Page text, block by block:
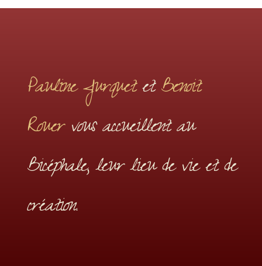
Pauline JurquetetBenoit
Rouervous accueillent au
Bicéphale, leur lieu de vie et de
création.